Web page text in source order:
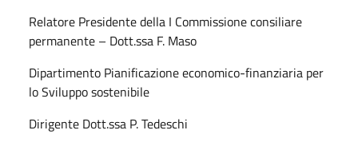
Relatore Presidente della I Commissione consiliare
permanente – Dott.ssa F. Maso
Dipartimento Pianificazione economico-finanziaria per
lo Sviluppo sostenibile
Dirigente Dott.ssa P. Tedeschi